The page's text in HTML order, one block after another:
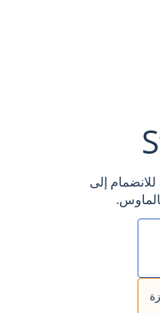
قم بتحميل وتثبيت وكيل مختبر الاستراتيجية MetaTrader 5 للانضمام إلى